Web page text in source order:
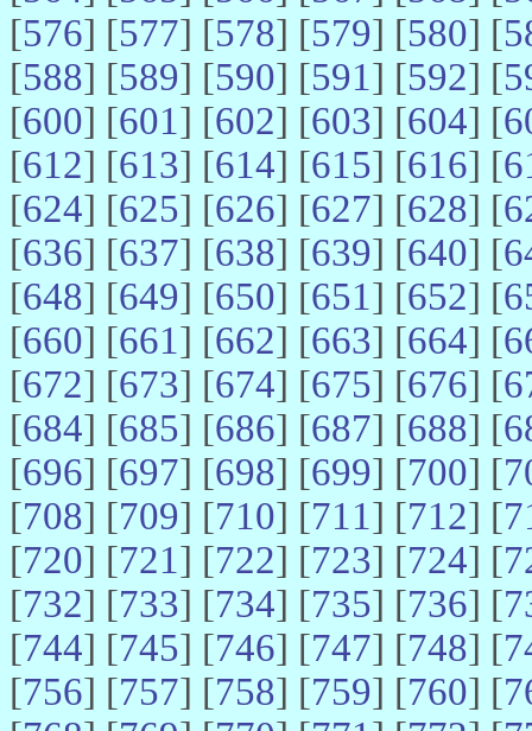
[576] [577] [578] [579] [580] [
[588] [589] [590] [591] [592] [
[600] [601] [602] [603] [604] [
[612] [613] [614] [615] [616] [
[624] [625] [626] [627] [628] [
[636] [637] [638] [639] [640] [
[648] [649] [650] [651] [652] [
[660] [661] [662] [663] [664] [
[672] [673] [674] [675] [676] [
[684] [685] [686] [687] [688] [
[696] [697] [698] [699] [700] [
[708] [709] [710] [711] [712] [
[720] [721] [722] [723] [724] [
[732] [733] [734] [735] [736] [
[744] [745] [746] [747] [748] [
[756] [757] [758] [759] [760] [